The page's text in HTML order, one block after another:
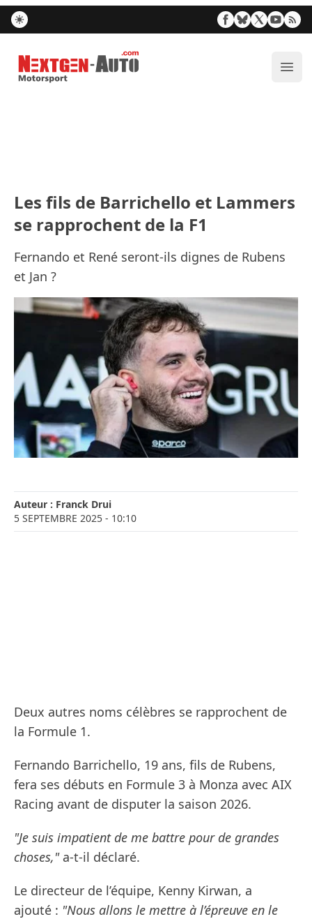
Nextgen-Auto.com
Les fils de Barrichello et Lammers
se rapprochent de la F1
Fernando et René seront-ils dignes de Rubens
et Jan ?
Auteur : Franck Drui
5 SEPTEMBRE 2025 - 10:10
Deux autres noms célèbres se rapprochent de
la Formule 1.
Fernando Barrichello, 19 ans, fils de Rubens,
fera ses débuts en Formule 3 à Monza avec AIX
Racing avant de disputer la saison 2026.
"Je suis impatient de me battre pour de grandes
choses,"a-t-il déclaré.
Le directeur de l’équipe, Kenny Kirwan, a
ajouté : "Nous allons le mettre à l’épreuve en le